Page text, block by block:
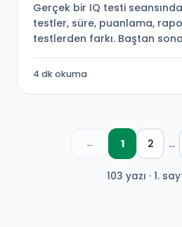
Gerçek bir IQ testi
testler, süre, puanlama,
testlerden farkı. Baştan
4 dk okuma
← 1 2 …
103 yazı · 1.